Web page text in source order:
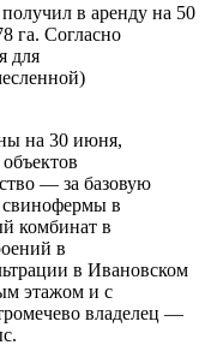
в аренду на 50
га. Согласно
для
на 30 июня,
— за базовую
свинофермы в
комбинат в
в
в Ивановском
этажом и с
владелец —